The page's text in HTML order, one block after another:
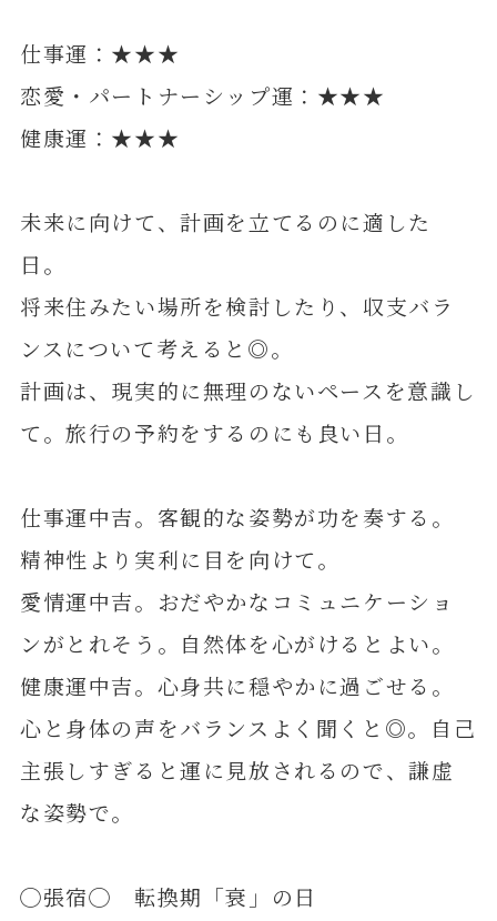
仕事運：★★★
恋愛・パートナーシップ運：★★★
健康運：★★★
未来に向けて、計画を立てるのに適した
日。
将来住みたい場所を検討したり、収支バラ
ンスについて考えると◎。
計画は、現実的に無理のないペースを意識し
て。旅行の予約をするのにも良い日。
仕事運中吉。客観的な姿勢が功を奏する。
精神性より実利に目を向けて。
愛情運中吉。おだやかなコミュニケーショ
ンがとれそう。自然体を心がけるとよい。
健康運中吉。心身共に穏やかに過ごせる。
心と身体の声をバランスよく聞くと◎。自己
主張しすぎると運に見放されるので、謙虚
な姿勢で。
◯張宿◯ 転換期「衰」の日